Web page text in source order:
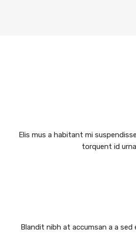
Elis mus a habitant mi
torquent id
Blandit nibh at accumsan a a sed